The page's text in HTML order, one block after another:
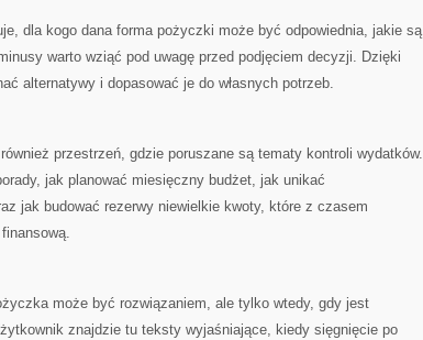
dla kogo dana forma pożyczki może być odpowiednia, jakie są
warto wziąć pod uwagę przed podjęciem decyzji. Dzięki
alternatywy i dopasować je do własnych potrzeb.
przestrzeń, gdzie poruszane są tematy kontroli wydatków.
jak planować miesięczny budżet, jak unikać
jak budować rezerwy niewielkie kwoty, które z czasem
może być rozwiązaniem, ale tylko wtedy, gdy jest
znajdzie tu teksty wyjaśniające, kiedy sięgnięcie po